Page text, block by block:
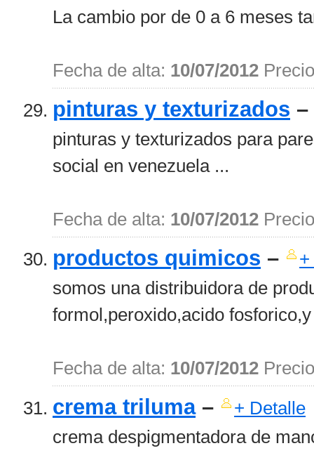
La cambio por de 0 a 6 meses
Fecha de alta: 10/07/2012
pinturas y texturizados –
pinturas y texturizados para
social en venezuela ...
Fecha de alta: 10/07/2012
productos quimicos –
somos una distribuidora de
formol,peroxido,acido
Fecha de alta: 10/07/2012
crema triluma– + Detalle
crema despigmentadora de